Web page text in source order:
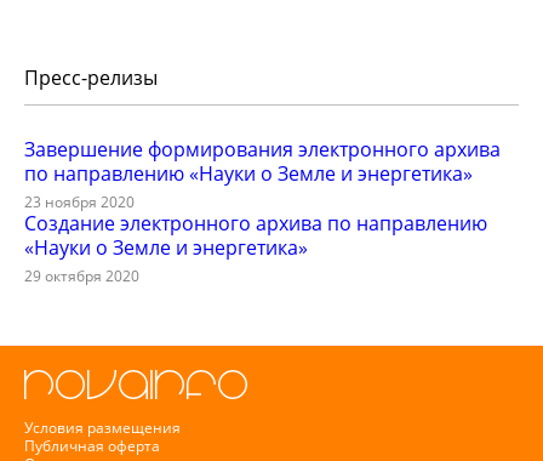
Пресс-релизы
Завершение формирования электронного архива
по направлению «Науки о Земле и энергетика»
23 ноября 2020
Создание электронного архива по направлению
«Науки о Земле и энергетика»
29 октября 2020
Условия размещения
Публичная оферта